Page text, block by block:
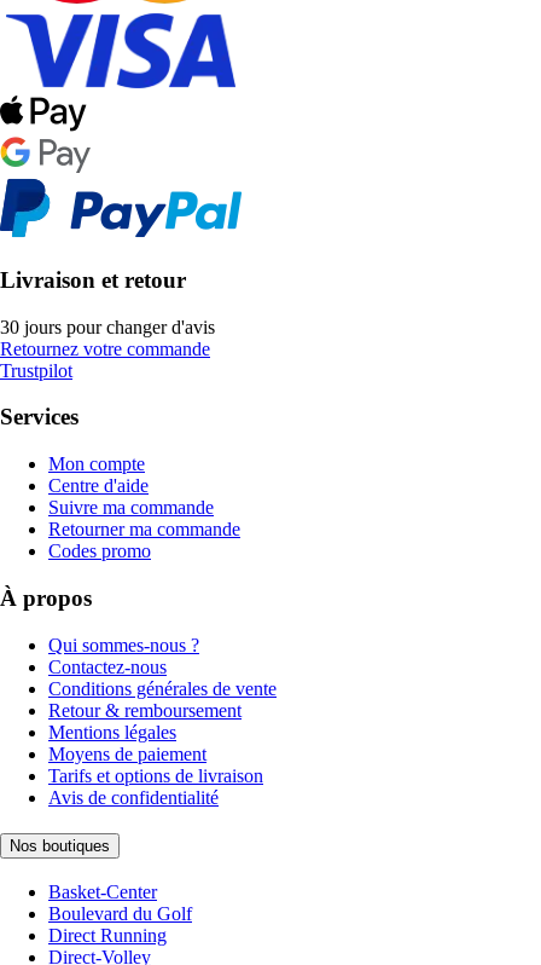
Livraison et retour
30 jours pour changer d'avis
Retournez votre commande
Trustpilot
Services
Mon compte
Centre d'aide
Suivre ma commande
Retourner ma commande
Codes promo
À propos
Qui sommes-nous ?
Contactez-nous
Conditions générales de vente
Retour & remboursement
Mentions légales
Moyens de paiement
Tarifs et options de livraison
Avis de confidentialité
Nos boutiques
Basket-Center
Boulevard du Golf
Direct Running
Direct-Volley